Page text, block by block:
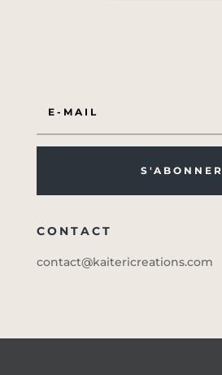
S'ABONNER
CONTACT
contact@kaitericreations.com